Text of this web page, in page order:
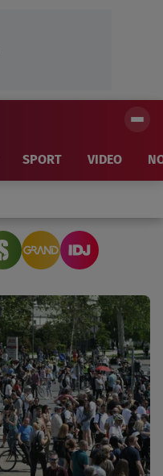
SPORT VIDEO